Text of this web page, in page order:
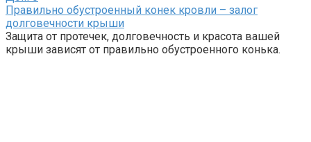
Правильно обустроенный конек кровли – залог
долговечности крыши
Защита от протечек, долговечность и красота вашей
крыши зависят от правильно обустроенного конька.